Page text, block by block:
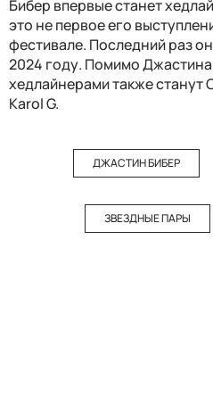
Бибер впервые станет
это не первое его
фестивале. Последний раз
2024 году. Помимо
хедлайнерами также станут
Karol G.
ДЖАСТИН БИБЕР
ЗВЕЗДНЫЕ ПАРЫ